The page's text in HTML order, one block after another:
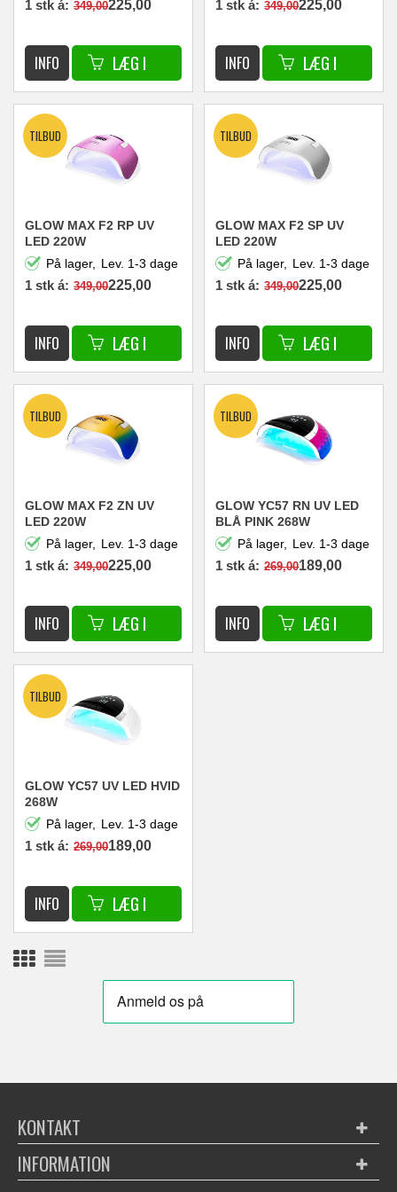
1 stk á: 349,00225,00
1 stk á: 349,00225,00
GLOW MAX F2 RP UV
LED 220W
På lager,
Lev. 1-3 dage
1 stk á: 349,00225,00
GLOW MAX F2 SP UV
LED 220W
På lager,
Lev. 1-3 dage
1 stk á: 349,00225,00
GLOW MAX F2 ZN UV
LED 220W
På lager,
Lev. 1-3 dage
1 stk á: 349,00225,00
GLOW YC57 RN UV LED
BLÅ PINK 268W
På lager,
Lev. 1-3 dage
1 stk á: 269,00189,00
GLOW YC57 UV LED HVID
268W
På lager,
Lev. 1-3 dage
1 stk á: 269,00189,00
KONTAKT
INFORMATION